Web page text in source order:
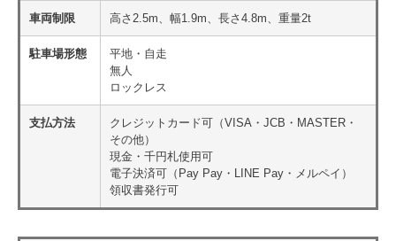
車両制限 高さ2.5m、幅1.9m、長さ4.8m、重量2t
駐車場形態
平地・自走
無人
ロックレス
支払方法
クレジットカード可（VISA・JCB・MASTER・
その他）
現金・千円札使用可
電子決済可（Pay Pay・LINE Pay・メルペイ）
領収書発行可